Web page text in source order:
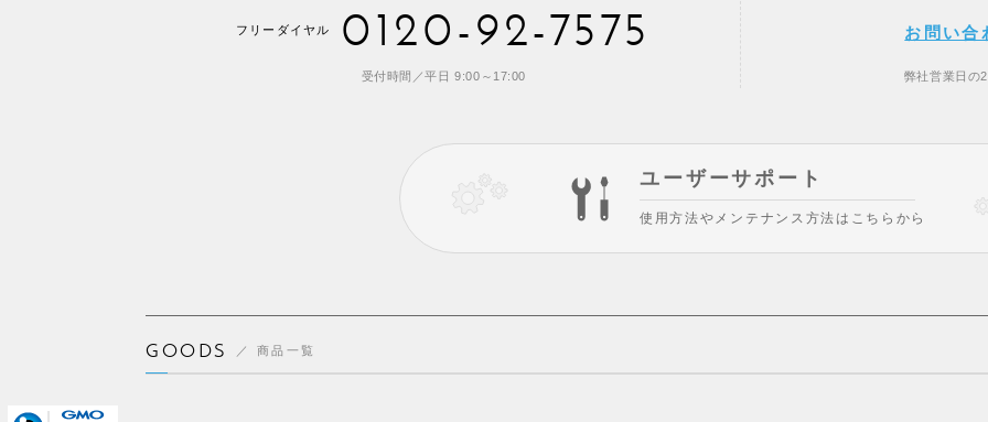
フリーダイヤル 0120-92-7575
受付時間／平日 9:00～17:00
お問い合
弊社営業日の
ユーザーサポート
使用方法やメンテナンス方法はこちらから
GOODS 商品一覧